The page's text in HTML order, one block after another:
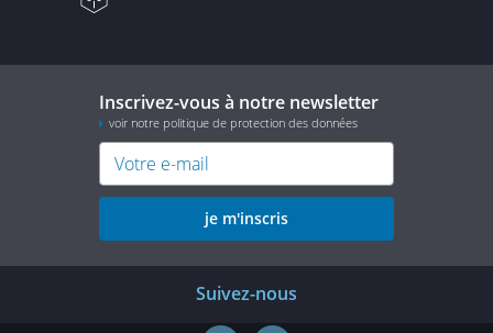
Inscrivez-vous à notre newsletter
voir notre politique de protection des données
je m'inscris
Suivez-nous